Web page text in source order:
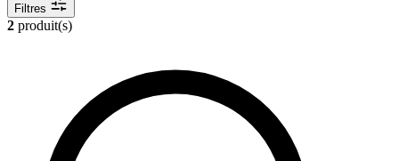
Filtres
2 produit(s)